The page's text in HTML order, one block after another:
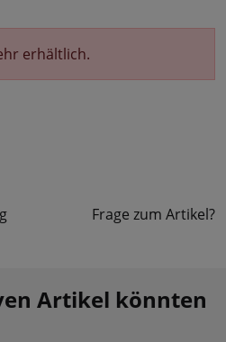
erhältlich.
Frage zum Artikel?
Artikel könnten